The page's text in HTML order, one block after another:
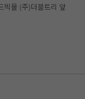
빅몰 (주)더블트리 앞